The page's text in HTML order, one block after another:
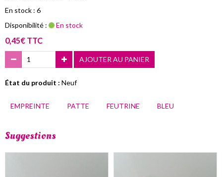
En stock : 6
Disponibilité :
En stock
0,45€ TTC
AJOUTER AU PANIER
État du produit : Neuf
EMPREINTE PATTE FEUTRINE BLEU
Suggestions